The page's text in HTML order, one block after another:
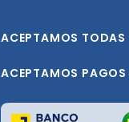
ACEPTAMOS TODAS
ACEPTAMOS PAGOS